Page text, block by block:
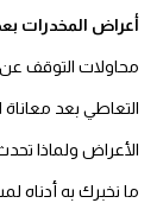
أعراض المخدرات
محاولات التوقف عن
التعاطي بعد
الأعراض ولماذا
ما نخبرك به